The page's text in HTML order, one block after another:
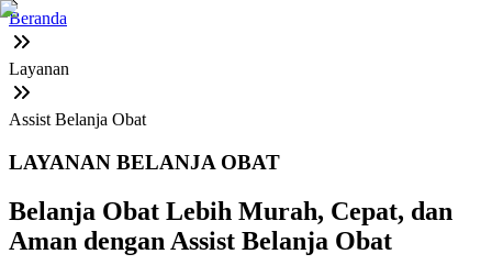
Beranda
Layanan
Assist Belanja Obat
LAYANAN BELANJA OBAT
Belanja Obat Lebih Murah, Cepat, dan
Aman dengan Assist Belanja Obat